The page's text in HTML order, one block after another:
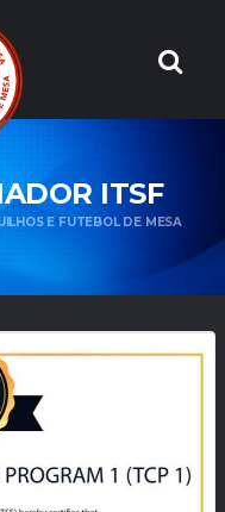
ITSF
E FUTEBOL DE MESA